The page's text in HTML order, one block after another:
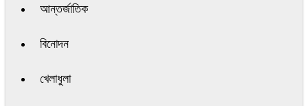
আন্তর্জাতিক
বিনোদন
খেলাধুলা